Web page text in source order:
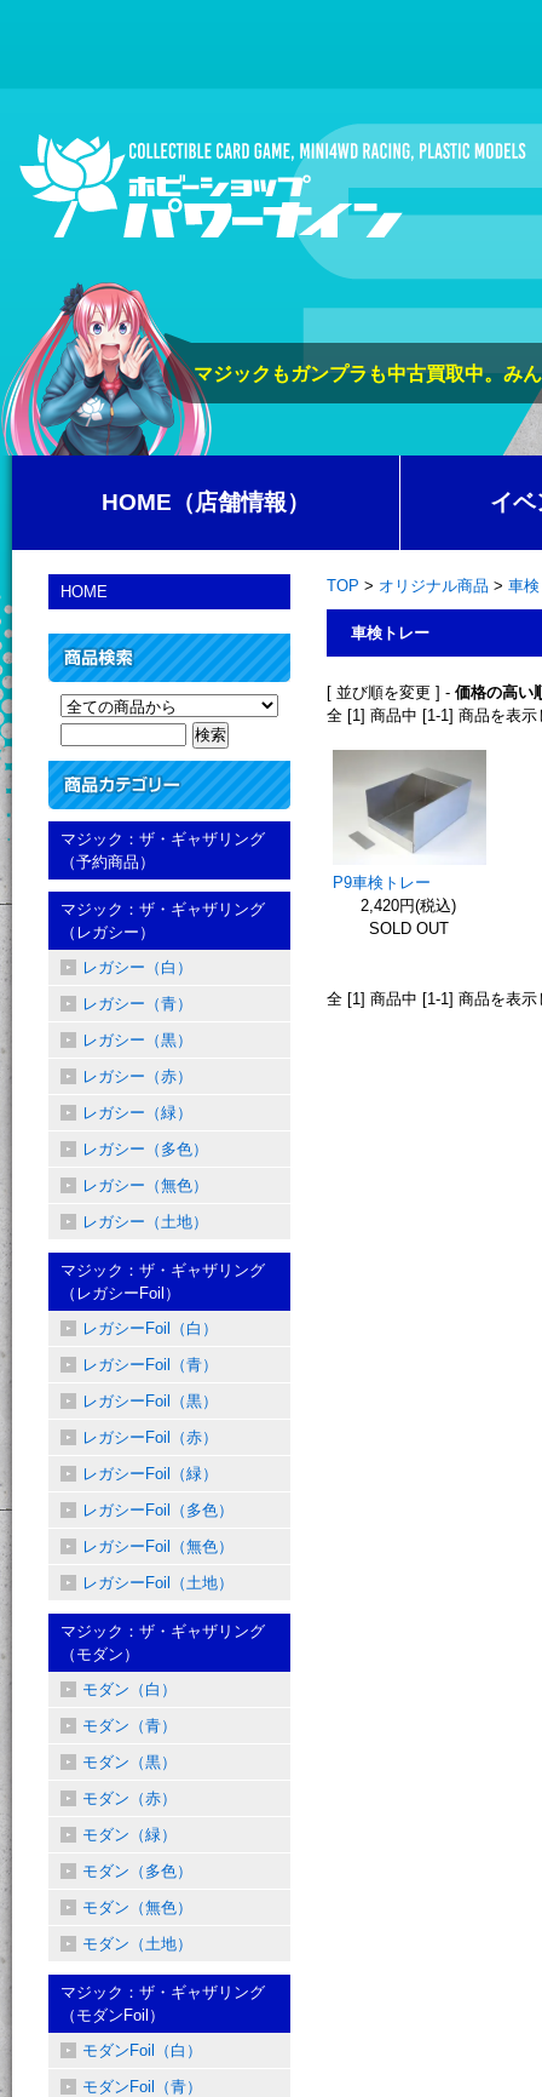
マジックもガンプラも中古買取中。み
HOME（店舗情報） イベ
TOP > オリジナル商品 > 車
車検トレー
[ 並び順を変更 ] - 価格の高い
全 [1] 商品中 [1-1] 商品を表示
P9車検トレー
2,420円(税込)
SOLD OUT
全 [1] 商品中 [1-1] 商品を表示
HOME
マジック：ザ・ギャザリング
（予約商品）
マジック：ザ・ギャザリング
（レガシー）
レガシー（白）
レガシー（青）
レガシー（黒）
レガシー（赤）
レガシー（緑）
レガシー（多色）
レガシー（無色）
レガシー（土地）
マジック：ザ・ギャザリング
（レガシーFoil）
レガシーFoil（白）
レガシーFoil（青）
レガシーFoil（黒）
レガシーFoil（赤）
レガシーFoil（緑）
レガシーFoil（多色）
レガシーFoil（無色）
レガシーFoil（土地）
マジック：ザ・ギャザリング
（モダン）
モダン（白）
モダン（青）
モダン（黒）
モダン（赤）
モダン（緑）
モダン（多色）
モダン（無色）
モダン（土地）
マジック：ザ・ギャザリング
（モダンFoil）
モダンFoil（白）
モダンFoil（青）